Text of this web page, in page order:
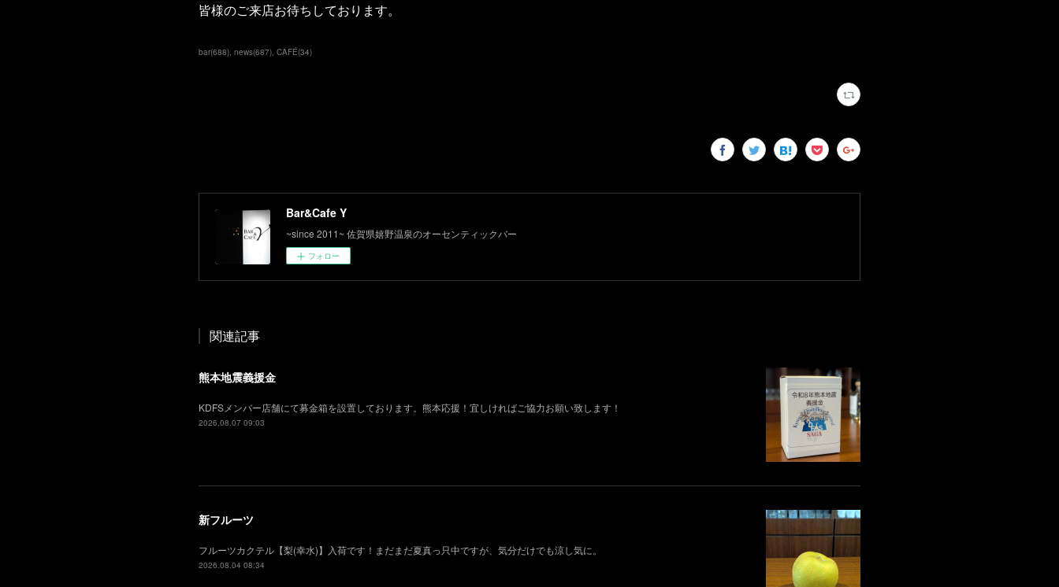
皆様のご来店お待ちしております。
bar(688) news(687) CAFÉ(34)
Bar&Cafe Y
~since 2011~ 佐賀県嬉野温泉のオーセンティックバー
フォロー
関連記事
熊本地震義援金
KDFSメンバー店舗にて募金箱を設置しております。熊本応援！宜しければご協力お願い致します！
2026.08.07 09:03
新フルーツ
フルーツカクテル【梨(幸水)】入荷です！まだまだ夏真っ只中ですが、気分だけでも涼し気に。
2026.08.04 08:34